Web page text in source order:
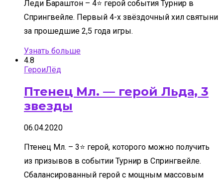
Леди Бараштон – 4⭐ герой события Турнир в
Спрингвейле. Первый 4-х звёздочный хил святыни
за прошедшие 2,5 года игры.
Узнать больше
4.8
ГероиЛёд
Птенец Мл. — герой Льда, 3
звезды
06.04.2020
Птенец Мл. – 3⭐ герой, которого можно получить
из призывов в событии Турнир в Спрингвейле.
Сбалансированный герой с мощным массовым